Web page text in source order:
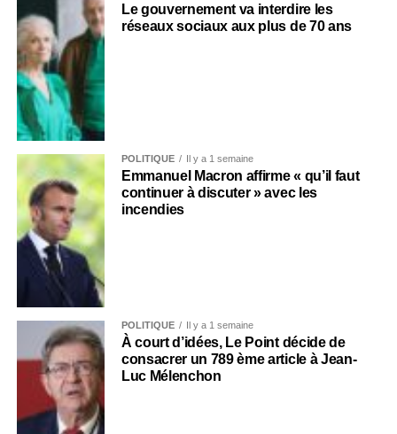
Le gouvernement va interdire les
réseaux sociaux aux plus de 70 ans
POLITIQUE Il y a 1 semaine
Emmanuel Macron affirme « qu’il faut
continuer à discuter » avec les
incendies
POLITIQUE Il y a 1 semaine
À court d’idées, Le Point décide de
consacrer un 789 ème article à Jean-
Luc Mélenchon